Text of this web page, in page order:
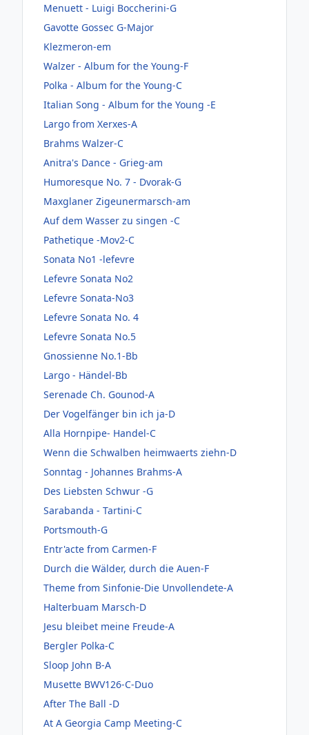
Menuett - Luigi Boccherini-G
Gavotte Gossec G-Major
Klezmeron-em
Walzer - Album for the Young-F
Polka - Album for the Young-C
Italian Song - Album for the Young -E
Largo from Xerxes-A
Brahms Walzer-C
Anitra's Dance - Grieg-am
Humoresque No. 7 - Dvorak-G
Maxglaner Zigeunermarsch-am
Auf dem Wasser zu singen -C
Pathetique -Mov2-C
Sonata No1 -lefevre
Lefevre Sonata No2
Lefevre Sonata-No3
Lefevre Sonata No. 4
Lefevre Sonata No.5
Gnossienne No.1-Bb
Largo - Händel-Bb
Serenade Ch. Gounod-A
Der Vogelfänger bin ich ja-D
Alla Hornpipe- Handel-C
Wenn die Schwalben heimwaerts ziehn-D
Sonntag - Johannes Brahms-A
Des Liebsten Schwur -G
Sarabanda - Tartini-C
Portsmouth-G
Entr'acte from Carmen-F
Durch die Wälder, durch die Auen-F
Theme from Sinfonie-Die Unvollendete-A
Halterbuam Marsch-D
Jesu bleibet meine Freude-A
Bergler Polka-C
Sloop John B-A
Musette BWV126-C-Duo
After The Ball -D
At A Georgia Camp Meeting-C